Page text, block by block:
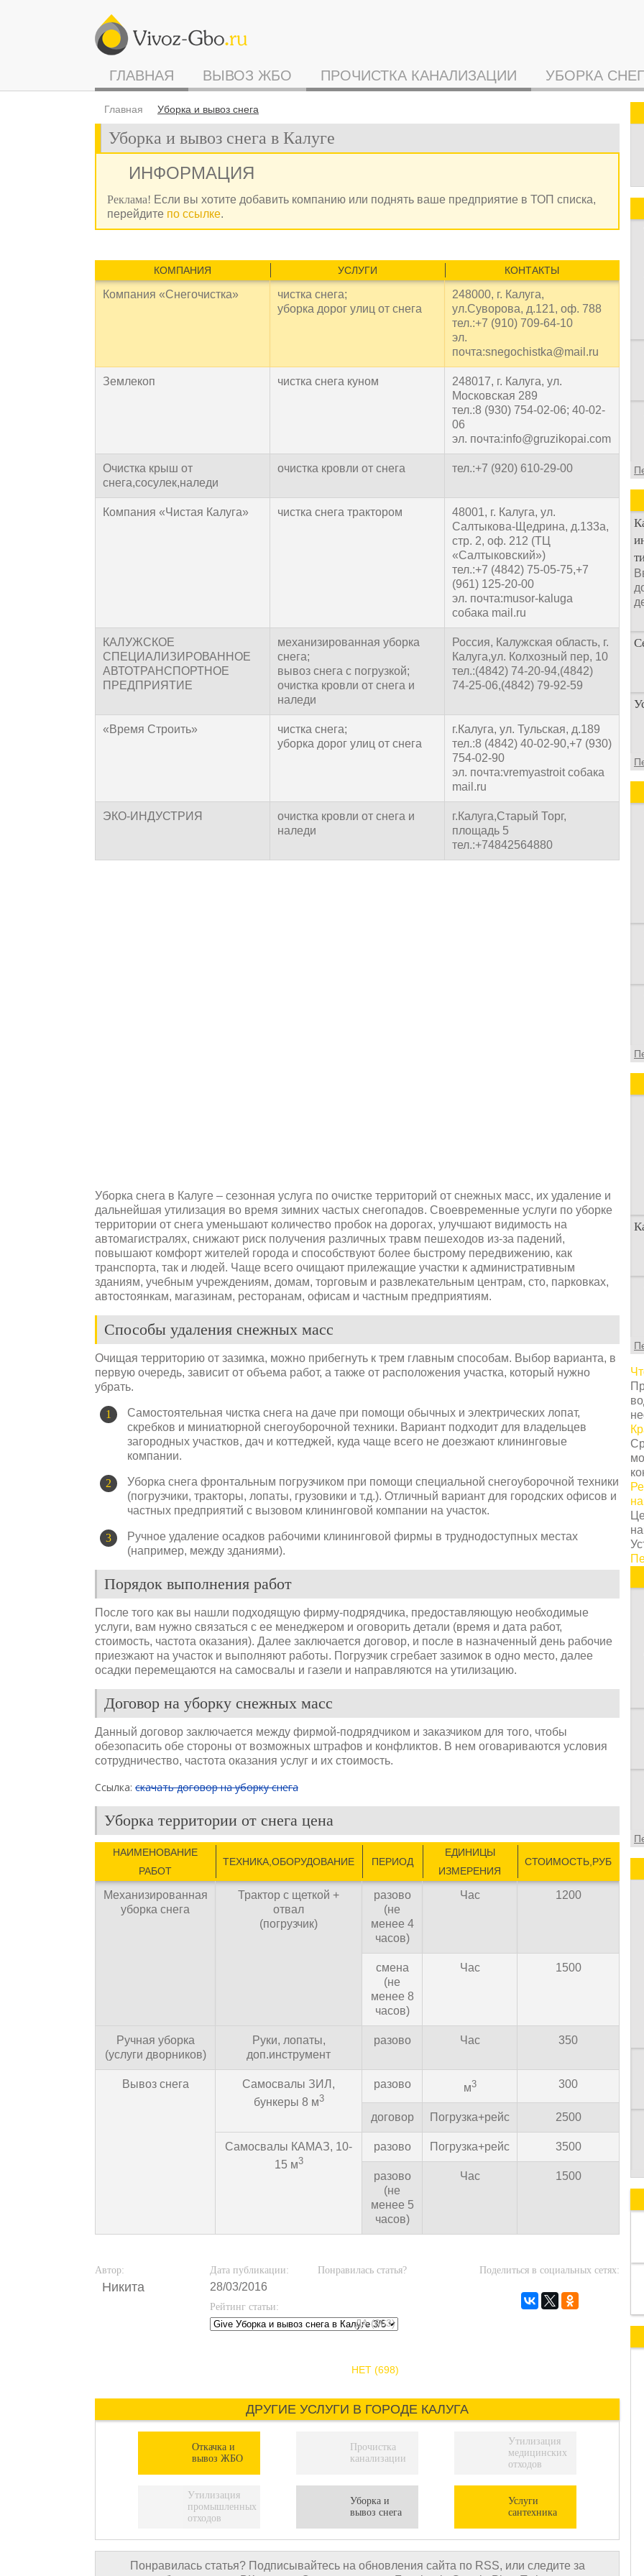
ГЛАВНАЯ ВЫВОЗ ЖБО ПРОЧИСТКА КАНАЛИЗАЦИИ УБОРКА
Главная Уборка и вывоз снега
Уборка и вывоз снега в Калуге
ИНФОРМАЦИЯ
Реклама! Если вы хотите добавить компанию или поднять ваше предприятие в ТОП списка,
перейдите по ссылке.
КОМПАНИЯ УСЛУГИ КОНТАКТЫ
Компания «Снегочистка»
чистка снега;
уборка дорог улиц от снега
248000, г. Калуга,
ул.Суворова, д.121, оф. 788
тел.:+7 (910) 709-64-10
эл.
почта:snegochistka@mail.ru
Землекоп чистка снега куном
248017, г. Калуга, ул.
Московская 289
тел.:8 (930) 754-02-06; 40-02-
06
эл. почта:info@gruzikopai.com
Очистка крыш от
снега,сосулек,наледи
очистка кровли от снега тел.:+7 (920) 610-29-00
Компания «Чистая Калуга» чистка снега трактором
48001, г. Калуга, ул.
Салтыкова-Щедрина, д.133а,
стр. 2, оф. 212 (ТЦ
«Салтыковский»)
тел.:+7 (4842) 75-05-75,+7
(9б1) 125-20-00
эл. почта:musor-kaluga
собака mail.ru
КАЛУЖСКОЕ
СПЕЦИАЛИЗИРОВАННОЕ
АВТОТРАНСПОРТНОЕ
ПРЕДПРИЯТИЕ
механизированная уборка
снега;
вывоз снега с погрузкой;
очистка кровли от снега и
наледи
Россия, Калужская область, г.
Калуга,ул. Колхозный пер, 10
тел.:(4842) 74-20-94,(4842)
74-25-06,(4842) 79-92-59
«Время Строить»
чистка снега;
уборка дорог улиц от снега
г.Калуга, ул. Тульская, д.189
тел.:8 (4842) 40-02-90,+7 (930)
754-02-90
эл. почта:vremyastroit собака
mail.ru
ЭКО-ИНДУСТРИЯ
очистка кровли от снега и
наледи
г.Калуга,Старый Торг,
площадь 5
тел.:+74842564880
Уборка снега в Калуге – сезонная услуга по очистке территорий от снежных масс, их удаление и
дальнейшая утилизация во время зимних частых снегопадов. Своевременные услуги по уборке
территории от снега уменьшают количество пробок на дорогах, улучшают видимость на
автомагистралях, снижают риск получения различных травм пешеходов из-за падений,
повышают комфорт жителей города и способствуют более быстрому передвижению, как
транспорта, так и людей. Чаще всего очищают прилежащие участки к административным
зданиям, учебным учреждениям, домам, торговым и развлекательным центрам, сто, парковках,
автостоянкам, магазинам, ресторанам, офисам и частным предприятиям.
Способы удаления снежных масс
Очищая территорию от зазимка, можно прибегнуть к трем главным способам. Выбор варианта, в
первую очередь, зависит от объема работ, а также от расположения участка, который нужно
убрать.
Самостоятельная чистка снега на даче при помощи обычных и электрических лопат,
скребков и миниатюрной снегоуборочной техники. Вариант подходит для владельцев
загородных участков, дач и коттеджей, куда чаще всего не доезжают клининговые
компании.
Уборка снега фронтальным погрузчиком при помощи специальной снегоуборочной техники
(погрузчики, тракторы, лопаты, грузовики и т.д.). Отличный вариант для городских офисов и
частных предприятий с вызовом клининговой компании на участок.
Ручное удаление осадков рабочими клининговой фирмы в труднодоступных местах
(например, между зданиями).
Порядок выполнения работ
После того как вы нашли подходящую фирму-подрядчика, предоставляющую необходимые
услуги, вам нужно связаться с ее менеджером и оговорить детали (время и дата работ,
стоимость, частота оказания). Далее заключается договор, и после в назначенный день рабочие
приезжают на участок и выполняют работы. Погрузчик сгребает зазимок в одно место, далее
осадки перемещаются на самосвалы и газели и направляются на утилизацию.
Договор на уборку снежных масс
Данный договор заключается между фирмой-подрядчиком и заказчиком для того, чтобы
обезопасить обе стороны от возможных штрафов и конфликтов. В нем оговариваются условия
сотрудничество, частота оказания услуг и их стоимость.
Ссылка: скачать договор на уборку снега
Уборка территории от снега цена
НАИМЕНОВАНИЕ
РАБОТ
ТЕХНИКА,ОБОРУДОВАНИЕ ПЕРИОД
ЕДИНИЦЫ
ИЗМЕРЕНИЯ
СТОИМОСТЬ,РУБ
Механизированная
уборка снега
Трактор с щеткой +
отвал
(погрузчик)
разово
(не
менее 4
часов)
Час 1200
смена
(не
менее 8
часов)
Час 1500
Ручная уборка
(услуги дворников)
Руки, лопаты,
доп.инструмент
разово Час 350
Вывоз снега
Самосвалы ЗИЛ,
бункеры 8 м3
разово м3 300
договор Погрузка+рейс 2500
Самосвалы КАМАЗ, 10-
15 м3
разово Погрузка+рейс 3500
разово
(не
менее 5
часов)
Час 1500
Автор:
Никита
Дата публикации:
28/03/2016
Рейтинг статьи:
Понравилась статья?
ДА (663)
НЕТ (698)
Поделиться в социальных сетях:
ДРУГИЕ УСЛУГИ В ГОРОДЕ КАЛУГА
Откачка и
вывоз ЖБО
Прочистка
канализации
Утилизация
медицинских
отходов
Утилизация
промышленных
отходов
Уборка и
вывоз снега
Услуги
сантехника
Понравилась статья? Подписывайтесь на обновления сайта по RSS, или следите за